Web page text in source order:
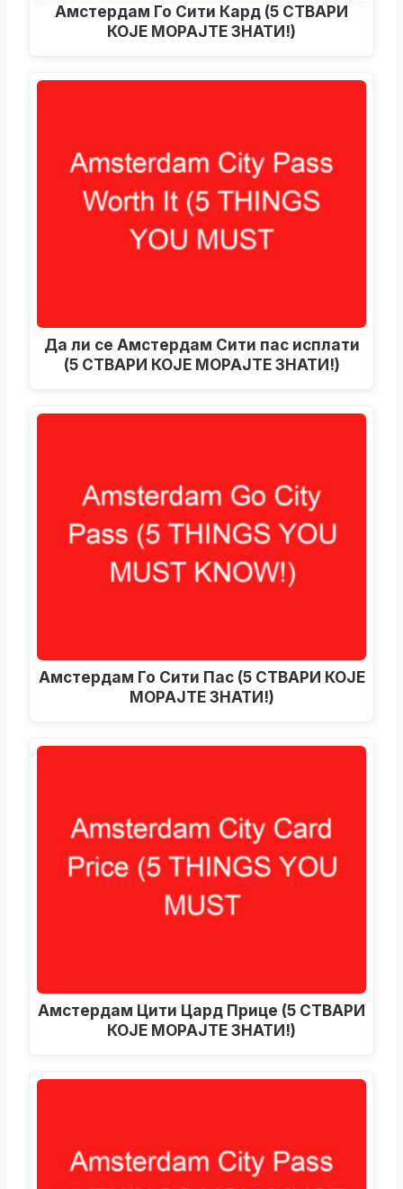
Амстердам Го Сити Кард (5 СТВАРИ
КОЈЕ МОРАЈТЕ ЗНАТИ!)
Да ли се Амстердам Сити пас исплати
(5 СТВАРИ КОЈЕ МОРАЈТЕ ЗНАТИ!)
Амстердам Го Сити Пас (5 СТВАРИ КОЈЕ
МОРАЈТЕ ЗНАТИ!)
Амстердам Цити Цард Прице (5 СТВАРИ
КОЈЕ МОРАЈТЕ ЗНАТИ!)